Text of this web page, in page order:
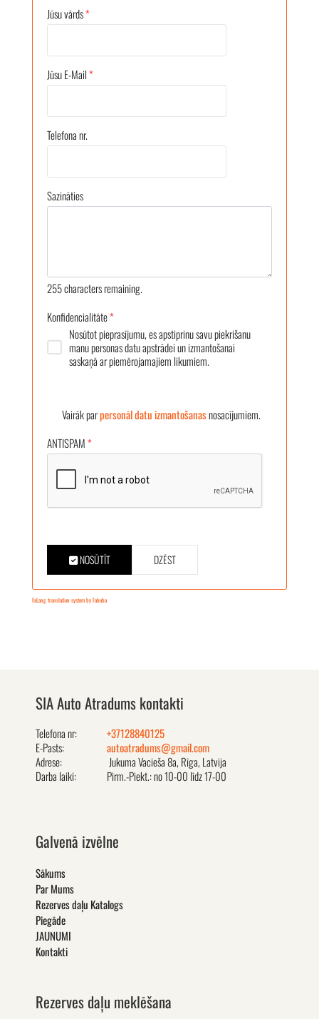
Jūsu vārds*
Jūsu E-Mail*
Telefona nr.
Sazināties
255characters remaining.
Konfidencialitāte*
Nosūtot pieprasījumu, es apstiprinu savu piekrišanu
manu personas datu apstrādei un izmantošanai
saskaņā ar piemērojamajiem likumiem.
Vairāk parpersonāl datu izmantošanasnosacījumiem.
ANTISPAM*
NOSŪTĪT DZĒST
FaLang translation system by Faboba
SIA Auto Atradums kontakti
Telefona nr:
+37128840125
E-Pasts:
autoatradums@gmail.com
Adrese:
Jukuma Vacieša 8a, Rīga, Latvija
Darba laiki:
Pirm.-Piekt.: no 10-00 līdz 17-00
Galvenā izvēlne
Sākums
Par Mums
Rezerves daļu Katalogs
Piegāde
JAUNUMI
Kontakti
Rezerves daļu meklēšana